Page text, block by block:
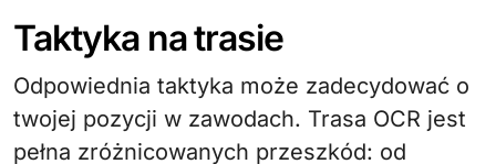
Taktyka na trasie
Odpowiednia taktyka może zadecydować o
twojej pozycji w zawodach. Trasa OCR jest
pełna zróżnicowanych przeszkód: od